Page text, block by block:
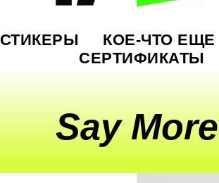
СТИКЕРЫ КОЕ-ЧТО ЕЩЕ
СЕРТИФИКАТЫ
Say More